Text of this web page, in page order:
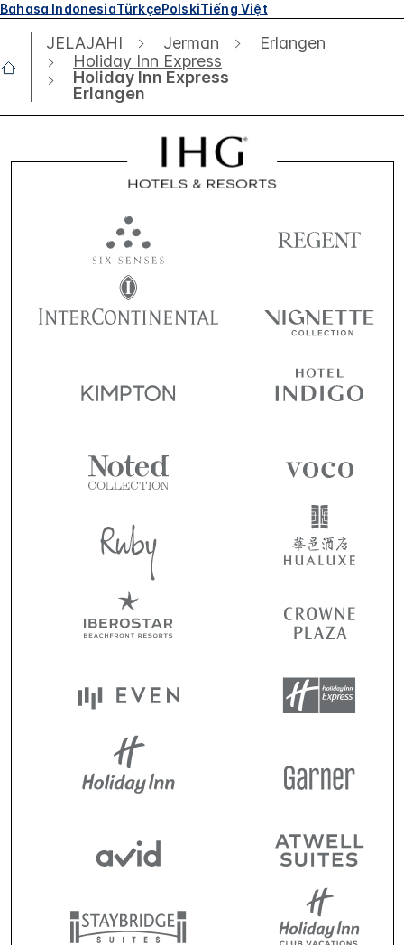
Bahasa IndonesiaTürkçePolskiTiếng Việt
JELAJAHI Jerman
Erlangen
Holiday Inn Express
Holiday Inn Express
Erlangen